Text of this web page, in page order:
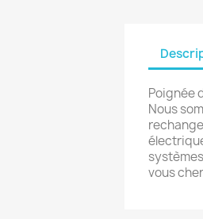
Poignée
Nous
vous